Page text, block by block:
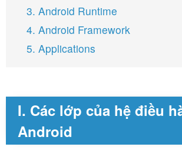
3. Android Runtime
4. Android Framework
5. Applications
I. Các lớp của hệ điều
Android